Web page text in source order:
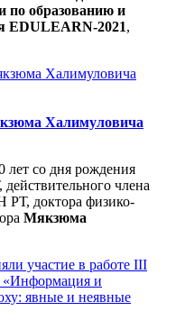
по образованию и
EDULEARN-2021,
Халимуловича
лет со дня рождения
члена
доктора физико-
Мякзюма